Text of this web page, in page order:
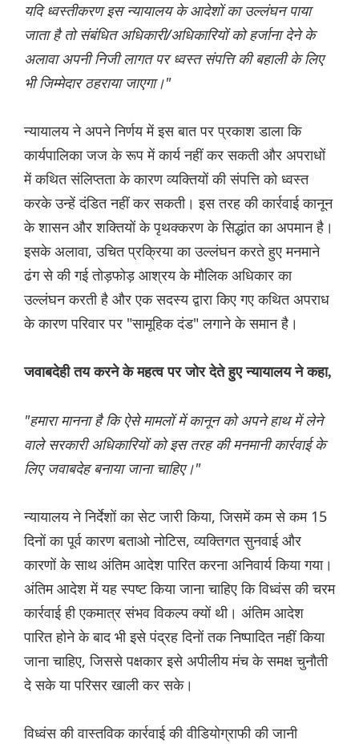
यदि ध्वस्तीकरण इस न्यायालय के आदेशों का उल्लंघन पाया
जाता है तो संबंधित अधिकारी/अधिकारियों को हर्जाना देने के
अलावा अपनी निजी लागत पर ध्वस्त संपत्ति की बहाली के लिए
भी जिम्मेदार ठहराया जाएगा।"
न्यायालय ने अपने निर्णय में इस बात पर प्रकाश डाला कि
कार्यपालिका जज के रूप में कार्य नहीं कर सकती और अपराधों
में कथित संलिप्तता के कारण व्यक्तियों की संपत्ति को ध्वस्त
करके उन्हें दंडित नहीं कर सकती। इस तरह की कार्रवाई कानून
के शासन और शक्तियों के पृथक्करण के सिद्धांत का अपमान है।
इसके अलावा, उचित प्रक्रिया का उल्लंघन करते हुए मनमाने
ढंग से की गई तोड़फोड़ आश्रय के मौलिक अधिकार का
उल्लंघन करती है और एक सदस्य द्वारा किए गए कथित अपराध
के कारण परिवार पर "सामूहिक दंड" लगाने के समान है।
जवाबदेही तय करने के महत्व पर जोर देते हुए न्यायालय ने कहा,
"हमारा मानना ​​है कि ऐसे मामलों में कानून को अपने हाथ में लेने
वाले सरकारी अधिकारियों को इस तरह की मनमानी कार्रवाई के
लिए जवाबदेह बनाया जाना चाहिए।"
न्यायालय ने निर्देशों का सेट जारी किया, जिसमें कम से कम 15
दिनों का पूर्व कारण बताओ नोटिस, व्यक्तिगत सुनवाई और
कारणों के साथ अंतिम आदेश पारित करना अनिवार्य किया गया।
अंतिम आदेश में यह स्पष्ट किया जाना चाहिए कि विध्वंस की चरम
कार्रवाई ही एकमात्र संभव विकल्प क्यों थी। अंतिम आदेश
पारित होने के बाद भी इसे पंद्रह दिनों तक निष्पादित नहीं किया
जाना चाहिए, जिससे पक्षकार इसे अपीलीय मंच के समक्ष चुनौती
दे सके या परिसर खाली कर सके।
विध्वंस की वास्तविक कार्रवाई की वीडियोग्राफी की जानी